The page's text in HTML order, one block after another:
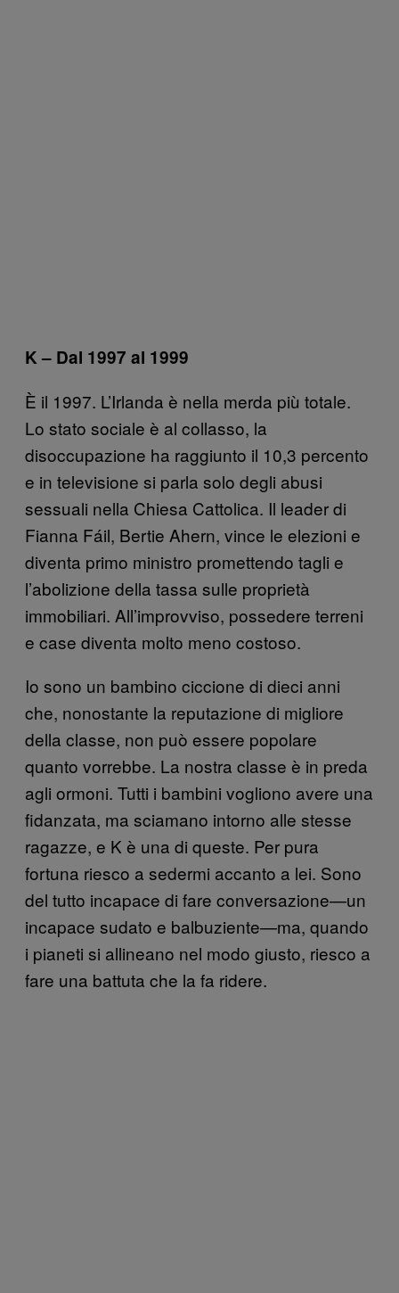
K – Dal 1997 al 1999
È il 1997. L’Irlanda è nella merda più totale.
Lo stato sociale è al collasso, la
disoccupazione ha raggiunto il 10,3 percento
e in televisione si parla solo degli abusi
sessuali nella Chiesa Cattolica. Il leader di
Fianna Fáil, Bertie Ahern, vince le elezioni e
diventa primo ministro promettendo tagli e
l’abolizione della tassa sulle proprietà
immobiliari. All’improvviso, possedere terreni
e case diventa molto meno costoso.
Io sono un bambino ciccione di dieci anni
che, nonostante la reputazione di migliore
della classe, non può essere popolare
quanto vorrebbe. La nostra classe è in preda
agli ormoni. Tutti i bambini vogliono avere una
fidanzata, ma sciamano intorno alle stesse
ragazze, e K è una di queste. Per pura
fortuna riesco a sedermi accanto a lei. Sono
del tutto incapace di fare conversazione—un
incapace sudato e balbuziente—ma, quando
i pianeti si allineano nel modo giusto, riesco a
fare una battuta che la fa ridere.